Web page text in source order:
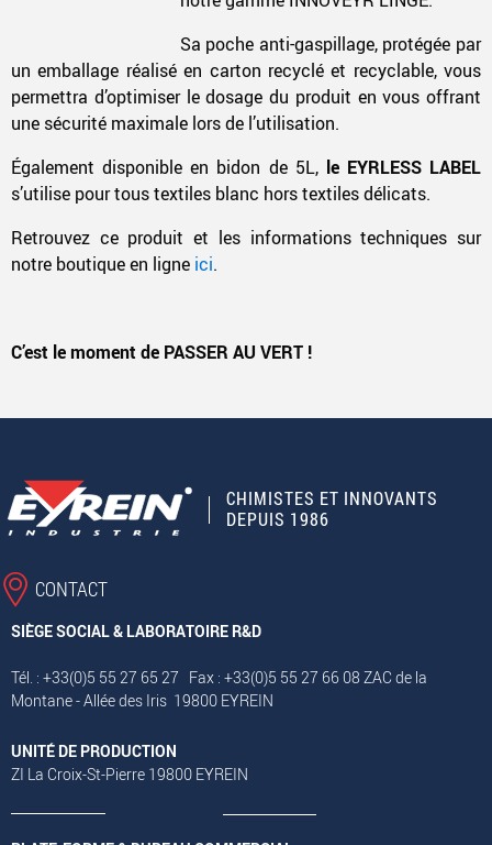
Sa poche anti-gaspillage, protégée par
un emballage réalisé en carton recyclé et recyclable, vous
permettra d’optimiser le dosage du produit en vous offrant
une sécurité maximale lors de l’utilisation.
Également disponible en bidon de 5L,le EYRLESS LABEL
s’utilise pour tous textiles blanc hors textiles délicats.
Retrouvez ce produit et les informations techniques sur
notre boutique en ligne ici.
C’est le moment de PASSER AU VERT !
CHIMISTES ET INNOVANTS
DEPUIS 1986
CONTACT
SIÈGE SOCIAL & LABORATOIRE R&D
Tél. : +33(0)5 55 27 65 27 Fax : +33(0)5 55 27 66 08 ZAC de la
Montane - Allée des Iris 19800 EYREIN
UNITÉ DE PRODUCTION
ZI La Croix-St-Pierre 19800 EYREIN